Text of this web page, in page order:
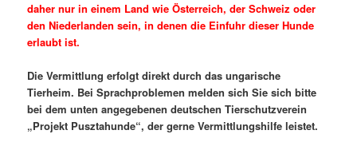
daher nur in einem Land wie Österreich, der Schweiz oder
den Niederlanden sein, in denen die Einfuhr dieser Hunde
erlaubt ist.
Die Vermittlung erfolgt direkt durch das ungarische
Tierheim. Bei Sprachproblemen melden sich Sie sich bitte
bei dem unten angegebenen deutschen Tierschutzverein
„Projekt Pusztahunde“, der gerne Vermittlungshilfe leistet.